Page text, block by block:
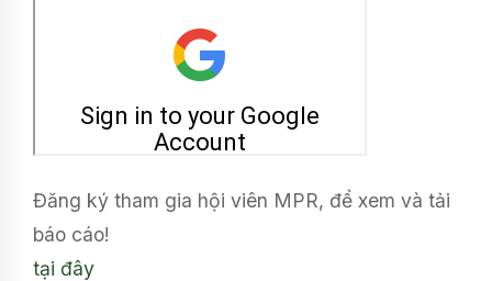
Đăng ký tham gia hội viên MPR, để xem và tải
báo cáo!
tại đây